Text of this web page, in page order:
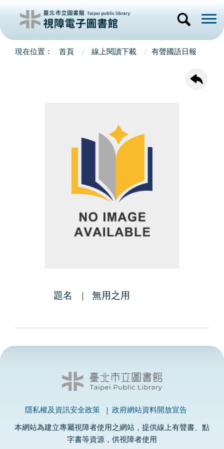
首頁 線上閱讀下載 有聲國語日報
題名 無用之用
隱私權及資訊安全政策 政府網站資料開放宣告
本網站為建立專屬視障者使用之網站，提供線上有聲書、點
字書等資源，供視障者使用